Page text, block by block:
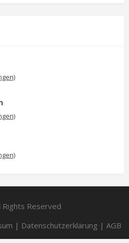
Rights Reserved
| Datenschutzerklärung | AGB